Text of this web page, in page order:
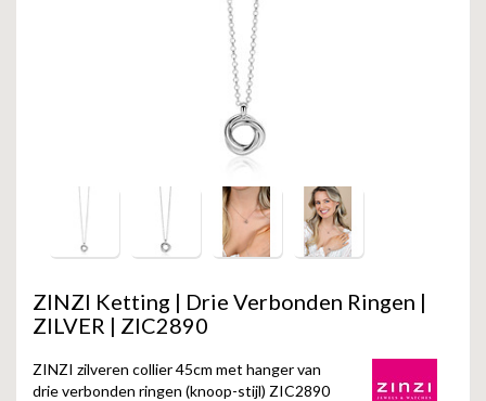
KARMA
CAMPS & CAMPS
CADEAUTJES VANAF € 100
ZINZI Ketting | Drie Verbonden Ringen |
ZILVER | ZIC2890
ZINZI zilveren collier 45cm met hanger van
drie verbonden ringen (knoop-stijl) ZIC2890